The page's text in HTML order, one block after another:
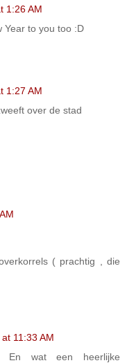
1:26 AM
Year to you too :D
1:27 AM
over de stad
( prachtig , die
11:33 AM
En wat een heerlijke